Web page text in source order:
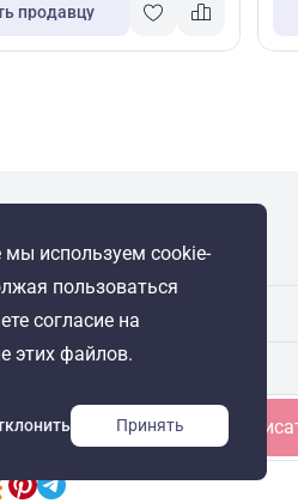
продавцу
мы используем cookie-
пользоваться
согласие на
этих файлов.
Принять
2026. Все права защищены!
курсе